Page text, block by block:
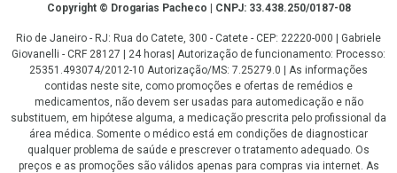
CopyrightCopyright © Drogarias Pacheco | CNPJ: 33.438.250/0187-08
Rio de Janeiro - RJ: Rua do Catete, 300 - Catete - CEP: 22220-000 | Gabriele
Giovanelli - CRF 28127 | 24 horas| Autorização de funcionamento: Processo:
25351.493074/2012-10 Autorização/MS: 7.25279.0 | As informações
contidas neste site, como promoções e ofertas de remédios e
medicamentos, não devem ser usadas para automedicação e não
substituem, em hipótese alguma, a medicação prescrita pelo profissional da
área médica. Somente o médico está em condições de diagnosticar
qualquer problema de saúde e prescrever o tratamento adequado. Os
preços e as promoções são válidos apenas para compras via internet. As